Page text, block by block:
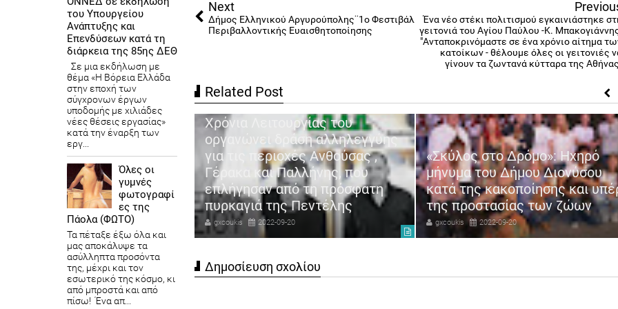
Next
Δήμος Ελληνικού Αργυρούπολης¨1ο Φεστιβάλ
Περιβαλλοντικής Ευαισθητοποίησης
Ένα νέο στέκι πολιτισμού εγκαινιάστηκε
γειτονιά του Αγίου Παύλου -Κ.
"Ανταποκρινόμαστε σε ένα χρόνιο αίτημα
κατοίκων - θέλουμε όλες οι γειτονιές
γίνουν τα ζωντανά κύτταρα της
Related Post
Ο ΣΠΑΠ γιορτάζοντας τα 30
Χρόνια Λειτουργίας του
οργανώνει δράση αλληλεγγύης
για τις περιοχές Ανθούσας ,
Γέρακα και Παλλήνης, που
επλήγησαν από τη πρόσφατη
πυρκαγιά της Πεντέλης
2022-09-20
«Σκύλος στο Δρόμο»: Ηχηρό
μήνυμα του Δήμου Διονύσου
κατά της κακοποίησης και υπέρ
της προστασίας των ζώων
gxcoukis 2022-09-20
Ο ΣΠΑΠ με επικεφαλής
Πρόεδρο του Βλάσση
ομάδα εθελοντών και
εργαζομένων καθάρισε
απομάκρυνε ξερά δέντρα
τη Ρεματιά Πεντέλης -
Χαλανδρίου.
gxcoukis 2022-08-31
Δημοσίευση σχολίου
του Υπουργείου
Ανάπτυξης και
Επενδύσεων κατά τη
διάρκεια της 85ης ΔΕΘ
Σε μια εκδήλωση με
θέμα «Η Βόρεια Ελλάδα
στην εποχή των
σύγχρονων έργων
υποδομής με χιλιάδες
νέες θέσεις εργασίας»
κατά την έναρξη των
εργ...
Όλες οι
γυμνές
φωτογραφί
ες της
Πάολα (ΦΩΤΟ)
Τα πέταξε έξω όλα και
μας αποκάλυψε τα
ασύλληπτα προσόντα
της, μέχρι και τον
εσωτερικό της κόσμο, κι
από μπροστά και από
πίσω! Ένα απ...